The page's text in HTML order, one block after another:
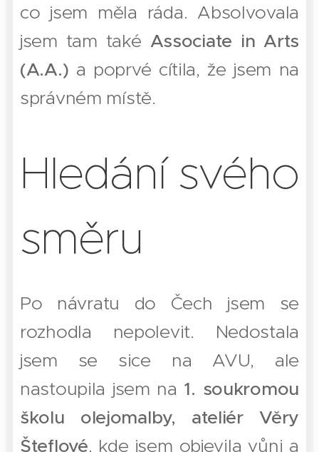
co jsem měla ráda. Absolvovala
jsem tam také Associate in Arts
(A.A.) a poprvé cítila, že jsem na
správném místě.
Hledání svého
směru
Po návratu do Čech jsem se
rozhodla nepolevit. Nedostala
jsem se sice na AVU, ale
nastoupila jsem na 1. soukromou
školu olejomalby, ateliér Věry
Šteflové, kde jsem objevila vůni a